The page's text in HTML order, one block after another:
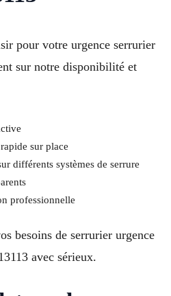
pour votre urgence serrurier
sur notre disponibilité et
sur place
différents systèmes de serrure
professionnelle
besoins de serrurier urgence
avec sérieux.